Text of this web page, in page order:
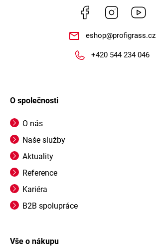
Facebook Instagram
eshop@profigrass.cz
+420 544 234 046
O společnosti
O nás
Naše služby
Aktuality
Reference
Kariéra
B2B spolupráce
Vše o nákupu